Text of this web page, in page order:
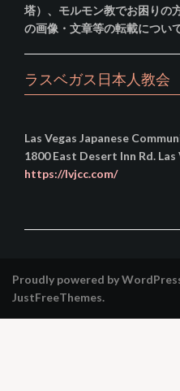
塔）、モルモン教でお困りの
の画像・文章等の転載につい
ラスベガス日本人教会
Las Vegas Japanese
1800 East Desert Inn Rd. Las
https://lvjcc.com/
Proudly powered by
JustFreeThemes.